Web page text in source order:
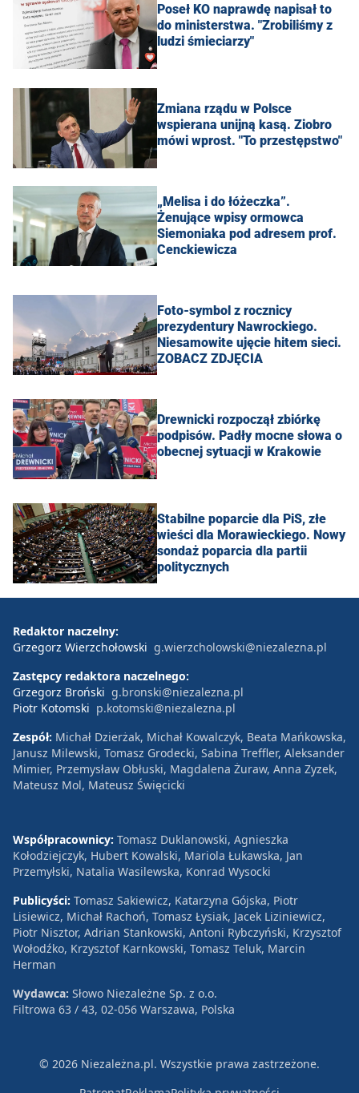
Poseł KO naprawdę napisał to
do ministerstwa. "Zrobiliśmy z
ludzi śmieciarzy"
Zmiana rządu w Polsce
wspierana unijną kasą. Ziobro
mówi wprost. "To przestępstwo"
„Melisa i do łóżeczka”.
Żenujące wpisy ormowca
Siemoniaka pod adresem prof.
Cenckiewicza
Foto-symbol z rocznicy
prezydentury Nawrockiego.
Niesamowite ujęcie hitem sieci.
ZOBACZ ZDJĘCIA
Drewnicki rozpoczął zbiórkę
podpisów. Padły mocne słowa o
obecnej sytuacji w Krakowie
Stabilne poparcie dla PiS, złe
wieści dla Morawieckiego. Nowy
sondaż poparcia dla partii
politycznych
Redaktor naczelny:
Grzegorz Wierzchołowski g.wierzcholowski@niezalezna.pl
Zastępcy redaktora naczelnego:
Grzegorz Broński g.bronski@niezalezna.pl
Piotr Kotomski p.kotomski@niezalezna.pl
Zespół: Michał Dzierżak, Michał Kowalczyk, Beata Mańkowska,
Janusz Milewski, Tomasz Grodecki, Sabina Treffler, Aleksander
Mimier, Przemysław Obłuski, Magdalena Żuraw, Anna Zyzek,
Mateusz Mol, Mateusz Święcicki
Współpracownicy: Tomasz Duklanowski, Agnieszka
Kołodziejczyk, Hubert Kowalski, Mariola Łukawska, Jan
Przemyłski, Natalia Wasilewska, Konrad Wysocki
Publicyści: Tomasz Sakiewicz, Katarzyna Gójska, Piotr
Lisiewicz, Michał Rachoń, Tomasz Łysiak, Jacek Liziniewicz,
Piotr Nisztor, Adrian Stankowski, Antoni Rybczyński, Krzysztof
Wołodźko, Krzysztof Karnkowski, Tomasz Teluk, Marcin
Herman
Wydawca: Słowo Niezależne Sp. z o.o.
Filtrowa 63 / 43, 02-056 Warszawa, Polska
© 2026 Niezależna.pl. Wszystkie prawa zastrzeżone.